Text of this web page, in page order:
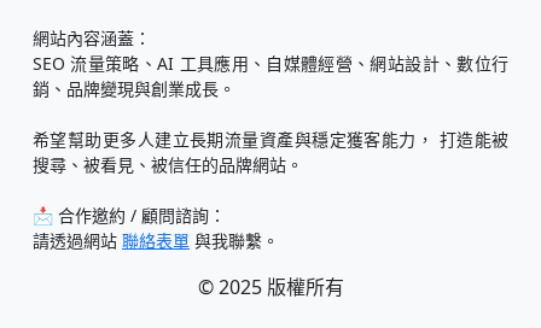
網站內容涵蓋：
SEO 流量策略、AI 工具應用、自媒體經營、網站設計、數位行
銷、品牌變現與創業成長。
希望幫助更多人建立長期流量資產與穩定獲客能力， 打造能被
搜尋、被看見、被信任的品牌網站。
📩 合作邀約 / 顧問諮詢：
請透過網站 聯絡表單 與我聯繫。
© 2025 版權所有